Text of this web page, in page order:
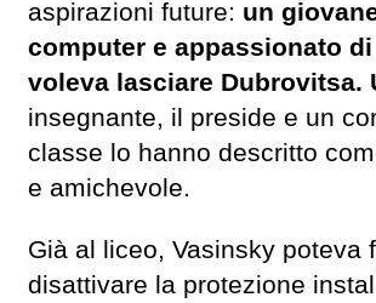
aspirazioni future: un
computer e appassionato
voleva lasciare Dubrovitsa.
insegnante, il preside e un
classe lo hanno descritto
e amichevole.
Già al liceo, Vasinsky poteva
disattivare la protezione